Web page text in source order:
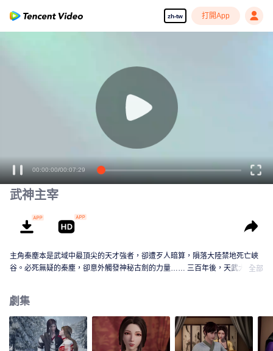
zh-tw 打開App
00:00:00/00:07:29
武神主宰
主角秦塵本是武域中最頂尖的天才強者，卻遭歹人暗算，隕落大陸禁地死亡峽
谷。必死無疑的秦塵，卻意外觸發神秘古劍的力量…… 三百年後，天武大陸偏
寫往日的強者神話，也為了守護自己所愛的一切，秦塵毅然決然扛起維護天下
五國的大任，再度踏上武道之路。
全部
劇集